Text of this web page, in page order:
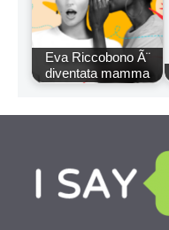
Eva Riccobono Ã¨
diventata mamma